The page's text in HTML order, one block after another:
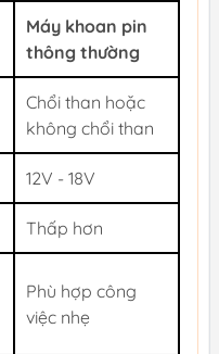
Máy khoan pin
thông thường
Chổi than hoặc
không chổi than
12V - 18V
Thấp hơn
Phù hợp công
việc nhẹ